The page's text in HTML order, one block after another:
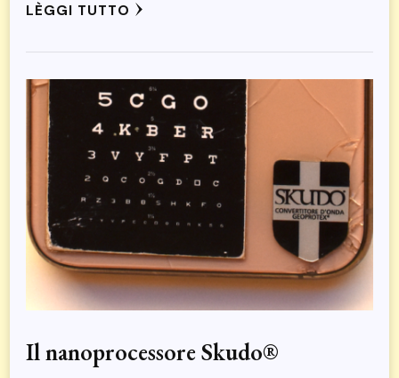
LÈGGI TUTTO
Il nanoprocessore Skudo®